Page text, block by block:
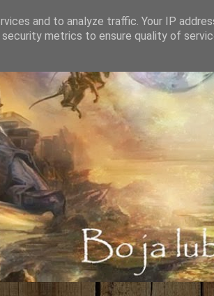
and to analyze traffic. Your IP
metrics to ensure quality of